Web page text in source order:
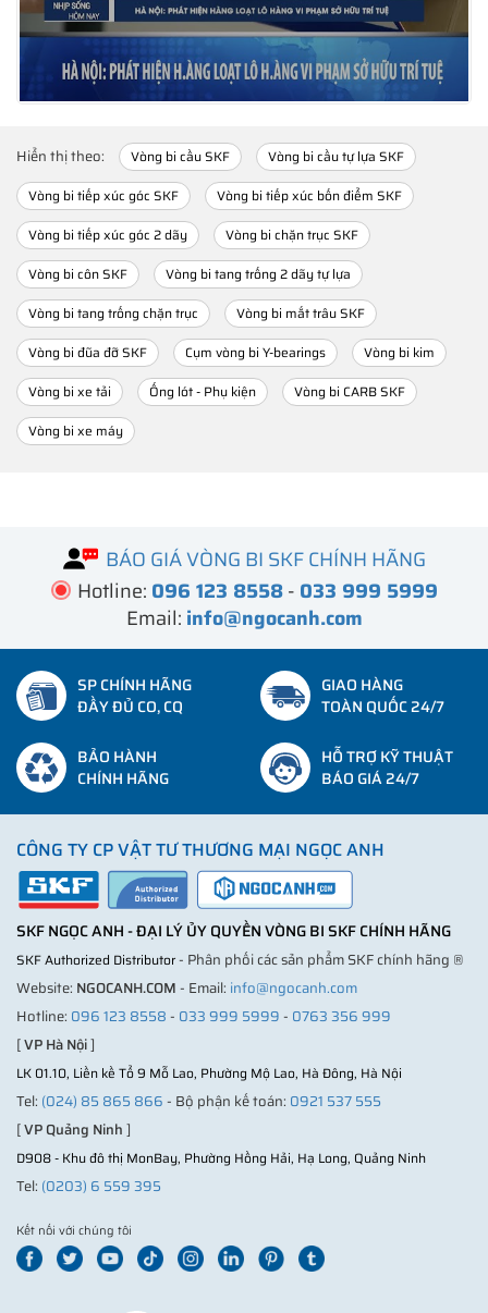
Hiển thị theo: Vòng bi cầu SKF
Vòng bi cầu tự lựa SKF
Vòng bi tiếp xúc góc SKF
Vòng bi tiếp xúc bốn điểm SKF
Vòng bi tiếp xúc góc 2 dãy
Vòng bi chặn trục SKF
Vòng bi côn SKF
Vòng bi tang trống 2 dãy tự lựa
Vòng bi tang trống chặn trục
Vòng bi mắt trâu SKF
Vòng bi đũa đỡ SKF
Cụm vòng bi Y-bearings
Vòng bi kim
Vòng bi xe tải
Ống lót - Phụ kiện
Vòng bi CARB SKF
Vòng bi xe máy
BÁO GIÁ VÒNG BI SKF CHÍNH HÃNG
Hotline: 096 123 8558- 033 999 5999
Email: info@ngocanh.com
SP CHÍNH HÃNG
ĐẦY ĐỦ CO, CQ
GIAO HÀNG
TOÀN QUỐC 24/7
BẢO HÀNH
CHÍNH HÃNG
HỖ TRỢ KỸ THUẬT
BÁO GIÁ 24/7
CÔNG TY CP VẬT TƯ THƯƠNG MẠI NGỌC ANH
SKF NGỌC ANH - ĐẠI LÝ ỦY QUYỀN VÒNG BI SKF CHÍNH HÃNG
SKF Authorized Distributor- Phân phối các sản phẩm SKF chính hãng ®
Website: NGOCANH.COM- Email: info@ngocanh.com
Hotline: 096 123 8558- 033 999 5999- 0763 356 999
[VP Hà Nội]
LK 01.10, Liền kề Tổ 9 Mỗ Lao, Phường Mộ Lao, Hà Đông, Hà Nội
Tel: (024) 85 865 866- Bộ phận kế toán: 0921 537 555
[VP Quảng Ninh]
D908 - Khu đô thị MonBay, Phường Hồng Hải, Hạ Long, Quảng Ninh
Tel: (0203) 6 559 395
Kết nối với chúng tôi